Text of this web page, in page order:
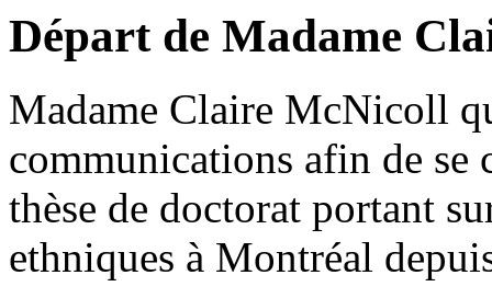
Départ de Madame
Madame Claire McNicoll
communications afin de se
thèse de doctorat portant
ethniques à Montréal